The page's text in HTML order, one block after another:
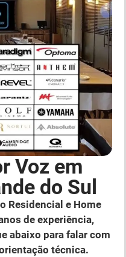
Voz em
do Sul
Residencial e Home
de experiência,
abaixo para falar com
técnica.